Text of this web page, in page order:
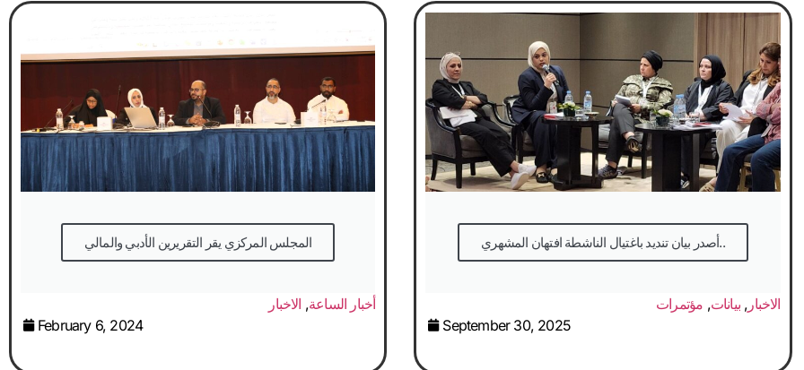
المجلس المركزي يقر التقريرين الأدبي والمالي
أخبار الساعة, الاخبار
February 6, 2024
أصدر بيان تنديد باغتيال الناشطة افتهان المشهري..
الاخبار , بيانات, مؤتمرات
September 30, 2025